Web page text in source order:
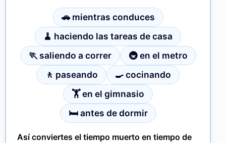
🚗 mientras conduces
🧹 haciendo las tareas de casa
🏃 saliendo a correr
🚇 en el metro
🚶 paseando
🍳 cocinando
🏋 en el gimnasio
🛏 antes de dormir
Así conviertes el tiempo muerto en tiempo de